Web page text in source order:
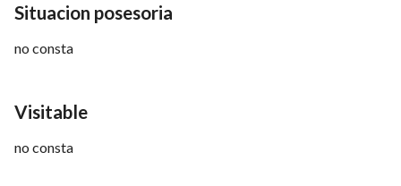
Situacion posesoria
no consta
Visitable
no consta